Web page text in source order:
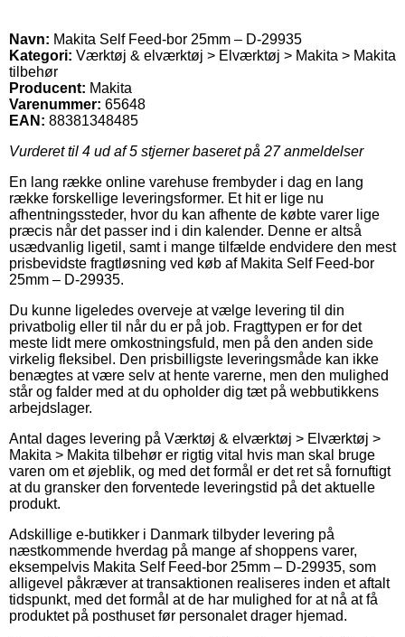
Navn: Makita Self Feed-bor 25mm – D-29935
Kategori: Værktøj & elværktøj > Elværktøj > Makita > Makita
tilbehør
Producent: Makita
Varenummer: 65648
EAN: 88381348485
Vurderet til 4 ud af 5 stjerner baseret på 27anmeldelser
En lang række online varehuse frembyder i dag en lang
række forskellige leveringsformer. Et hit er lige nu
afhentningssteder, hvor du kan afhente de købte varer lige
præcis når det passer ind i din kalender. Denne er altså
usædvanlig ligetil, samt i mange tilfælde endvidere den mest
prisbevidste fragtløsning ved køb af Makita Self Feed-bor
25mm – D-29935.
Du kunne ligeledes overveje at vælge levering til din
privatbolig eller til når du er på job. Fragttypen er for det
meste lidt mere omkostningsfuld, men på den anden side
virkelig fleksibel. Den prisbilligste leveringsmåde kan ikke
benægtes at være selv at hente varerne, men den mulighed
står og falder med at du opholder dig tæt på webbutikkens
arbejdslager.
Antal dages levering på Værktøj & elværktøj > Elværktøj >
Makita > Makita tilbehør er rigtig vital hvis man skal bruge
varen om et øjeblik, og med det formål er det ret så fornuftigt
at du gransker den forventede leveringstid på det aktuelle
produkt.
Adskillige e-butikker i Danmark tilbyder levering på
næstkommende hverdag på mange af shoppens varer,
eksempelvis Makita Self Feed-bor 25mm – D-29935, som
alligevel påkræver at transaktionen realiseres inden et aftalt
tidspunkt, med det formål at de har mulighed for at nå at få
produktet på posthuset før personalet drager hjemad.